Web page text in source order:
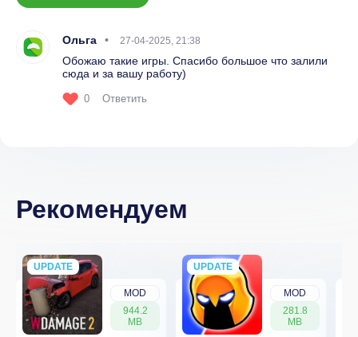
Ольга 27-04-2025, 21:38
Обожаю такие игры. Спасибо большое что залили
сюда и за вашу работу)
0 Ответить
Рекомендуем
MOD
944.2
MB
UPDATE
NEW
MOD
281.8
MB
UPDATE
NEW